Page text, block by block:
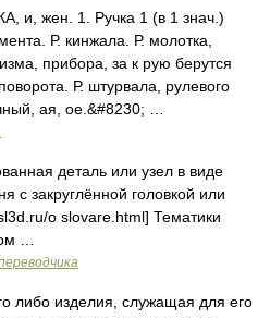
и, жен. 1. Ручка 1 (в 1 знач.)
Р. кинжала. Р. молотка,
прибора, за к рую берутся
Р. штурвала, рулевого
ая, ое.&#8230; …
деталь или узел в виде
с закруглённой головкой или
o slovare.html] Тематики
…
либо изделия, служащая для его